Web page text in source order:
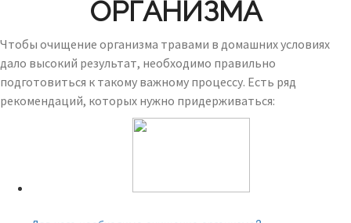
ОРГАНИЗМА
Чтобы очищение организма травами в домашних условиях
дало высокий результат, необходимо правильно
подготовиться к такому важному процессу. Есть ряд
рекомендаций, которых нужно придерживаться: